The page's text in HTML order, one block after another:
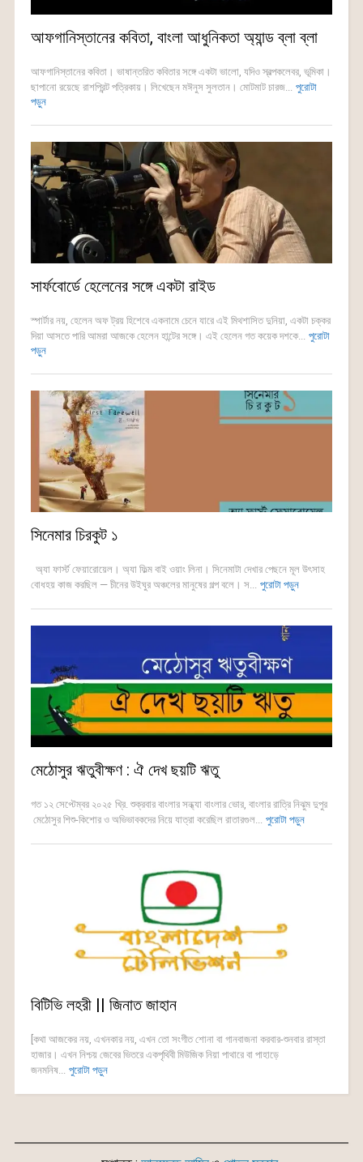
আফগানিস্তানের কবিতা, বাংলা আধুনিকতা অ্যান্ড ব্লা ব্লা
আফগানিস্তানের কবিতা। ভাষান্তরিত কবিতার সঙ্গে একটা ভালো, যদিও স্বল্পকলেবর, ভূমিকা।
ছাপানো রয়েছে রাশপ্রিন্ট পত্রিকায়। লিখেছেন মঈনুস সুলতান। মোটমাট চারজ... পুরোটা
পড়ুন
সার্ফবোর্ডে হেলেনের সঙ্গে একটা রাইড
স্পার্টার নয়, হেলেন অফ ট্রয় হিশেবে একনামে চেনে যারে এই মিথশাসিত দুনিয়া, একটা চক্কর
দিয়া আসতে পারি আমরা আজকে হেলেন হান্টের সঙ্গে। এই হেলেন গত কয়েক দশকে... পুরোটা
পড়ুন
সিনেমার চিরকুট ১
অ্যা ফার্স্ট ফেয়ারোয়েল। অ্যা ফিল্ম বাই ওয়াং লিনা। সিনেমাটা দেখার পেছনে মূল উৎসাহ
বোধহয় কাজ করছিল — চীনের উইঘুর অঞ্চলের মানুষের গল্প বলে। স... পুরোটা পড়ুন
মেঠোসুর ঋতুবীক্ষণ : ঐ দেখ ছয়টি ঋতু
গত ১২ সেপ্টেম্বর ২০২৫ খ্রি. শুক্রবার বাংলার সন্ধ্যা বাংলার ভোর, বাংলার রাত্রি নিঝুম দুপুর
মেঠোসুর শিশু-কিশোর ও অভিভাবকদের নিয়ে যাত্রা করেছিল রাতারগুল... পুরোটা পড়ুন
বিটিভি লহরী || জিনাত জাহান
[কথা আজকের নয়, এখনকার নয়, এখন তো সংগীত শোনা বা গানবাজনা করবার-শুনবার রাস্তা
হাজার। এখন নিশ্চয় জেবের ভিতরে একপৃথিবী মিউজিক নিয়া পাথারে বা পাহাড়ে
জনমনিষ... পুরোটা পড়ুন